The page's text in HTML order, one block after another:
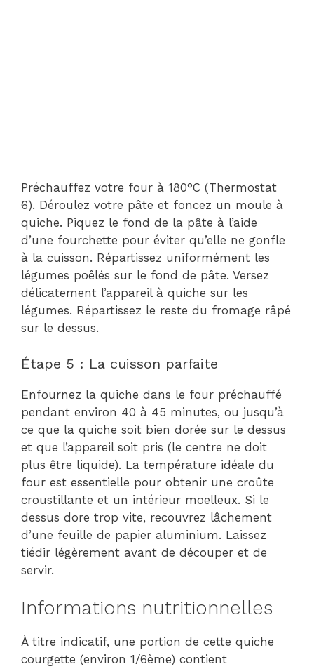
Préchauffez votre four à 180°C (Thermostat
6). Déroulez votre pâte et foncez un moule à
quiche. Piquez le fond de la pâte à l’aide
d’une fourchette pour éviter qu’elle ne gonfle
à la cuisson. Répartissez uniformément les
légumes poêlés sur le fond de pâte. Versez
délicatement l’appareil à quiche sur les
légumes. Répartissez le reste du fromage râpé
sur le dessus.
Étape 5 : La cuisson parfaite
Enfournez la quiche dans le four préchauffé
pendant environ 40 à 45 minutes, ou jusqu’à
ce que la quiche soit bien dorée sur le dessus
et que l’appareil soit pris (le centre ne doit
plus être liquide). La température idéale du
four est essentielle pour obtenir une croûte
croustillante et un intérieur moelleux. Si le
dessus dore trop vite, recouvrez lâchement
d’une feuille de papier aluminium. Laissez
tiédir légèrement avant de découper et de
servir.
Informations nutritionnelles
À titre indicatif, une portion de cette quiche
courgette (environ 1/6ème) contient